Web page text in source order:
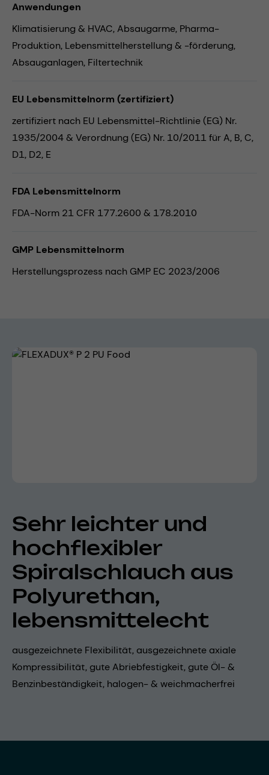
Anwendungen
Klimatisierung & HVAC,Absaugarme, Pharma-
Produktion, Lebensmittelherstellung & -förderung,
Absauganlagen, Filtertechnik
EU Lebensmittelnorm (zertifiziert)
zertifiziert nach EU Lebensmittel-Richtlinie (EG) Nr.
1935/2004 & Verordnung (EG) Nr. 10/2011 für A, B, C,
D1, D2, E
FDA Lebensmittelnorm
FDA-Norm 21 CFR 177.2600 & 178.2010
GMP Lebensmittelnorm
Herstellungsprozess nach GMP EC 2023/2006
Bildergalerie überspringen
Sehr leichter und
hochflexibler
Spiralschlauch aus
Polyurethan,
lebensmittelecht
ausgezeichnete Flexibilität, ausgezeichnete axiale
Kompressibilität, gute Abriebfestigkeit, gute Öl- &
Benzinbeständigkeit, halogen- & weichmacherfrei